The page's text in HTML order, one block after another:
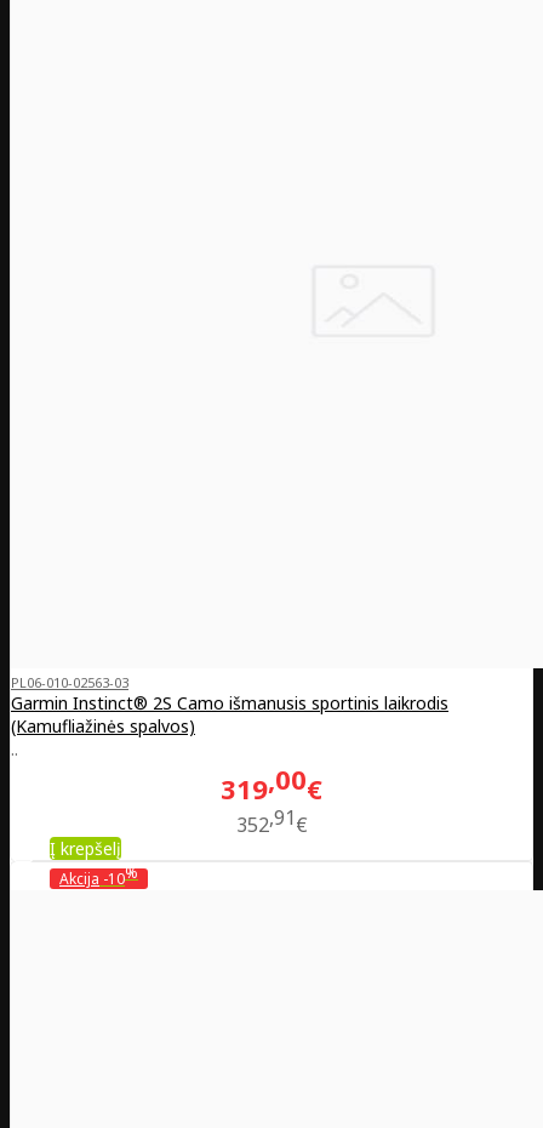
PL06-010-02563-03
Garmin Instinct® 2S Camo išmanusis sportinis laikrodis
(Kamufliažinės spalvos)
..
319 00€
352 91€
Į krepšelį
Akcija -10%